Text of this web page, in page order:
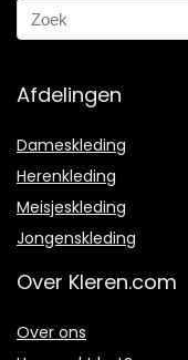
Afdelingen
Dameskleding
Herenkleding
Meisjeskleding
Jongenskleding
Over Kleren.com
Over ons